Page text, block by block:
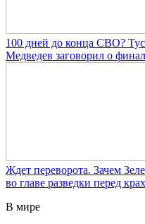
100 дней до конца СВО?
Медведев заговорил о
Ждет переворота. Зачем
во главе разведки перед
В мире